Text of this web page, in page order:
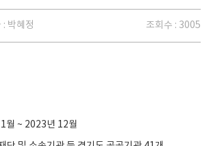
: 박혜정 조회수 : 3005
월 ~ 2023년 12월